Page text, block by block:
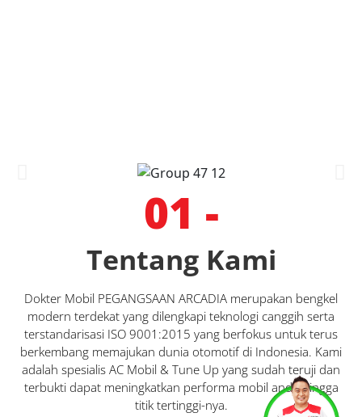
Promo Location About Us
01 -
Tentang Kami
Dokter Mobil PEGANGSAAN ARCADIA merupakan bengkel
modern terdekat yang dilengkapi teknologi canggih serta
terstandarisasi ISO 9001:2015 yang berfokus untuk terus
berkembang memajukan dunia otomotif di Indonesia. Kami
adalah spesialis AC Mobil & Tune Up yang sudah teruji dan
terbukti dapat meningkatkan performa mobil anda hingga
titik tertinggi-nya.